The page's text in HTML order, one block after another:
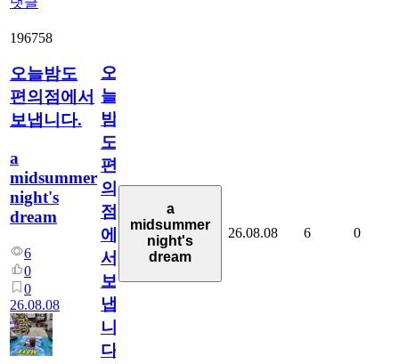
196758
오늘밤도
편의점에서
보냅니다.
a
midsummer
night's
dream
6
0
0
26.08.08
오
늘
밤
도
편
의
점
에
서
보
냅
니
다.
a
midsummer
night's
dream
26.08.08 6 0